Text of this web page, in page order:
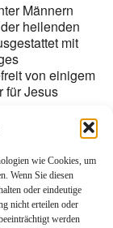
wie Cookies, um
Wenn Sie diesen
oder eindeutige
nicht erteilen oder
werden
Männern
heilenden
mit
von einigem
für Jesus
zwei
in der Treue zu
er ist es
als ersten
unser Herz
Eisen Eisen
(Sprüche